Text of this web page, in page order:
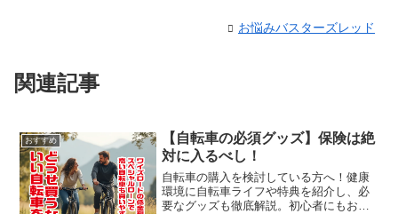
お悩みバスターズレッド
関連記事
おすすめ
【自転車の必須グッズ】保険は絶
対に入るべし！
自転車の購入を検討している方へ！健康
環境に自転車ライフや特典を紹介し、必
要なグッズも徹底解説。初心者にもおす